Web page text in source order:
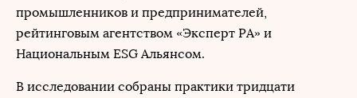
промышленников и предпринимателей,
рейтинговым агентством «Эксперт РА» и
Национальным ESG Альянсом.
В исследовании собраны практики тридцати